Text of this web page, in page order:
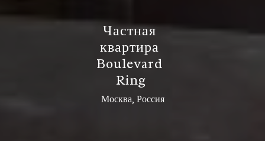
Частная
квартира
Boulevard
Ring
Москва, Россия